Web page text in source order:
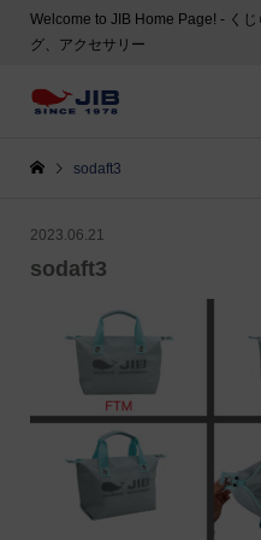
Welcome to JIB Home Page! ‐ く
グ、アクセサリー
sodaft3
2023.06.21
sodaft3